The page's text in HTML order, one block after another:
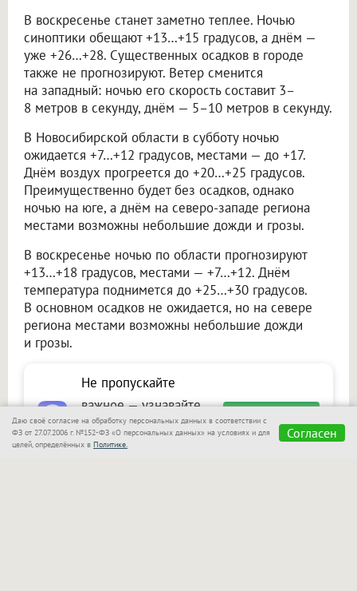
В воскресенье станет заметно теплее. Ночью
синоптики обещают +13…+15 градусов, а днём —
уже +26…+28. Существенных осадков в городе
также не прогнозируют. Ветер сменится
на западный: ночью его скорость составит 3–
8 метров в секунду, днём — 5–10 метров в секунду.
В Новосибирской области в субботу ночью
ожидается +7…+12 градусов, местами — до +17.
Днём воздух прогреется до +20…+25 градусов.
Преимущественно будет без осадков, однако
ночью на юге, а днём на северо-западе региона
местами возможны небольшие дожди и грозы.
В воскресенье ночью по области прогнозируют
+13…+18 градусов, местами — +7…+12. Днём
температура поднимется до +25…+30 градусов.
В основном осадков не ожидается, но на севере
региона местами возможны небольшие дожди
и грозы.
Не пропускайте
важное — узнавайте
первыми с Om1 в
«Макс»
Подписаться
Даю своё согласие на обработку персональных данных в соответствии с
ФЗ от 27.07.2006 г. №152-ФЗ «О персональных данных» на условиях и для
целей, определённых в Политике.
Согласен